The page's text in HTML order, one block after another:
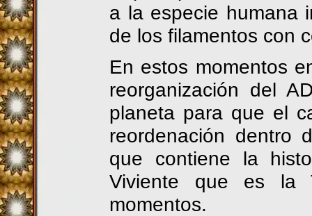
a la especie humana
de los filamentos con
En estos momentos
reorganización del
planeta para que el
reordenación dentro
que contiene la
Viviente que es la
momentos.